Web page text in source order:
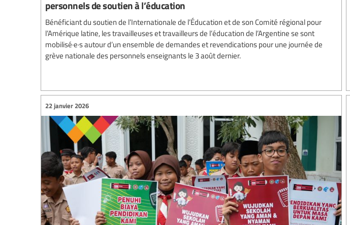
personnels de soutien à l’éducation
Bénéficiant du soutien de l’Internationale de l’Éducation et de son Comité régional pour
l’Amérique latine, les travailleuses et travailleurs de l’éducation de l’Argentine se sont
mobilisé·e·s autour d’un ensemble de demandes et revendications pour une journée de
grève nationale des personnels enseignants le 3 août dernier.
22 janvier 2026